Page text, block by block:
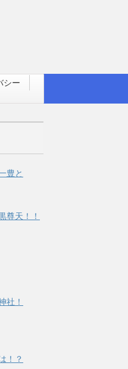
シー
豊と
尊天！！
社！
！？